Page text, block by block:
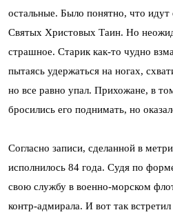
остальные. Было понятно, что идут
Святых Христовых Таин. Но
страшное. Старик как-то чудно
пытаясь удержаться на ногах,
но все равно упал. Прихожане, в
бросились его поднимать, но
Согласно записи, сделанной в
исполнилось 84 года. Судя по
свою службу в военно-морском
контр-адмирала. И вот так